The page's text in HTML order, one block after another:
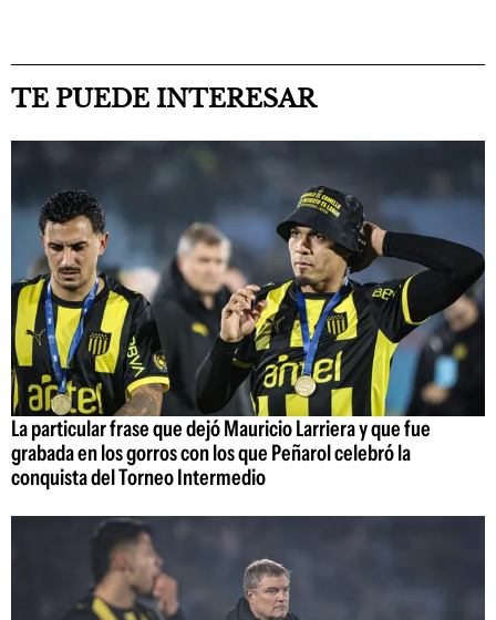
TE PUEDE INTERESAR
La particular frase que dejó Mauricio Larriera y que fue
grabada en los gorros con los que Peñarol celebró la
conquista del Torneo Intermedio